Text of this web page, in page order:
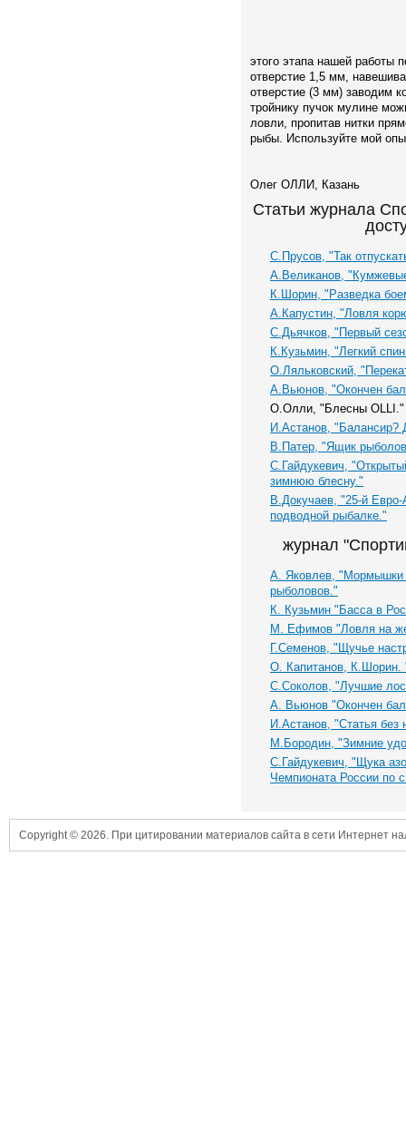
этого этапа нашей работы
отверстие 1,5 мм,
отверстие (3 мм) заводим
тройнику пучок мулине
ловли, пропитав нитки
рыбы. Используйте мой
Олег ОЛЛИ, Казань
Статьи журнала
С.Прусов, "Так
А.Великанов,
К.Шорин, "Разведка
А.Капустин, "Ловля
C.Дьячков, "Первый
К.Кузьмин, "Легкий
О.Ляльковский,
А.Вьюнов, "Окончен
О.Олли, "Блесны OLLI."
И.Астанов, "Балансир?
В.Патер, "Ящик
С.Гайдукевич,
зимнюю блесну."
В.Докучаев, "25-й
подводной рыбалке."
журнал
А. Яковлев, "Мормышки
рыболовов."
К. Кузьмин "Басса в
М. Ефимов "Ловля на
Г.Семенов, "Щучье
О. Капитанов, К.Шорин.
С.Соколов, "Лучшие
А. Вьюнов "Окончен
И.Астанов, "Статья без
М.Бородин, "Зимние
С.Гайдукевич, "Щука
Чемпионата России по
Copyright © 2026. При цитировании материалов сайта в сети Интернет